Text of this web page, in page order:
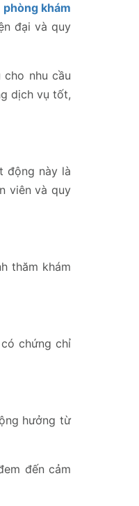
phòng khám
đại và quy
nhu cầu
dịch vụ tốt,
động này là
viên và quy
thăm khám
chứng chỉ
hưởng từ
đến cảm